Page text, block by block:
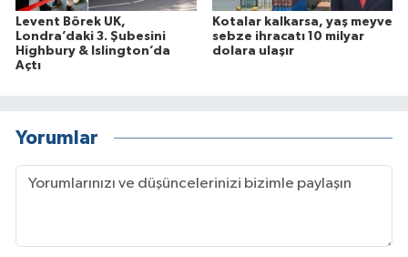
Levent Börek UK,
Londra’daki 3. Şubesini
Highbury & Islington’da
Açtı
Kotalar kalkarsa, yaş meyve
sebze ihracatı 10 milyar
dolara ulaşır
Yorumlar